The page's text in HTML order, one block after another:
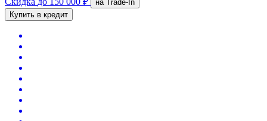
на Trade-In
Купить в кредит